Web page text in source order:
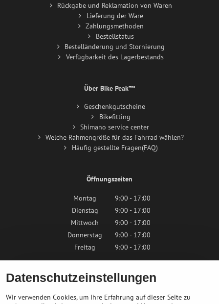
Rückgabe und Reklamation von Waren
Lieferung der Ware
Zahlungsmethoden
Bestellstatus
Bestelländerung und Stornierung
Verfügbarkeit des Lagerbestands
Über Bike Peak™
Geschenkgutscheine
Bikefitting
Shimano service center
Welche Rahmengröße für das Fahrrad wählen?
Häufig gestellte Fragen(FAQ)
Öffnungszeiten
Montag
9:00 - 17:00
Dienstag
9:00 - 17:00
Mittwoch
9:00 - 17:00
Donnerstag
9:00 - 17:00
Freitag
9:00 - 17:00
Samstag
9:00 - 12:00
Sonntag
Geschlossen
Datenschutzeinstellungen
Wir verwenden Cookies, um Ihre Erfahrung auf dieser Seite zu